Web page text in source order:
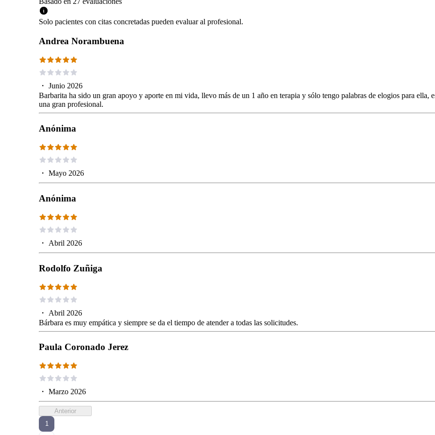
Solo pacientes con citas concretadas pueden evaluar al profesional.
Andrea Norambuena
・ Junio 2026
Barbarita ha sido un gran apoyo y aporte en mi vida, llevo más de un 1 año en terapia y sólo tengo palabras de elogios para ella,
una gran profesional.
Anónima
・ Mayo 2026
Anónima
・ Abril 2026
Rodolfo Zuñiga
・ Abril 2026
Bárbara es muy empática y siempre se da el tiempo de atender a todas las solicitudes.
Paula Coronado Jerez
・ Marzo 2026
Anterior
1